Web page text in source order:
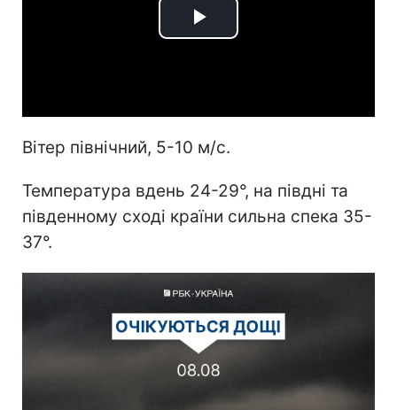
Play
Вітер північний, 5-10 м/с.
Температура вдень 24-29°, на півдні та
південному сході країни сильна спека 35-
37°.